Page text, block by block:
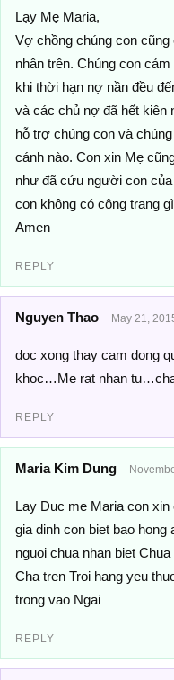
Lạy Mẹ Maria,
Vợ chồng chúng con
nhân trên. Chúng con
khi thời hạn nợ nần đều
và các chủ nợ đã hết kiên
hỗ trợ chúng con và
cánh nào. Con xin Mẹ
như đã cứu người con
con không có công trạng
Amen
REPLY
Nguyen Thao May 21,
doc xong thay cam dong
khoc…Me rat nhan
REPLY
Maria Kim Dung
Lay Duc me Maria con
gia dinh con biet bao hong
nguoi chua nhan biet
Cha tren Troi hang yeu
trong vao Ngai
REPLY